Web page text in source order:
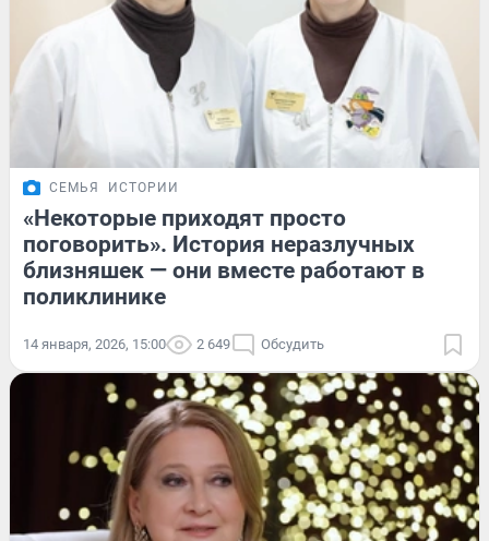
СЕМЬЯ ИСТОРИИ
«Некоторые приходят просто
поговорить». История неразлучных
близняшек — они вместе работают в
поликлинике
14 января, 2026, 15:00 2 649 Обсудить